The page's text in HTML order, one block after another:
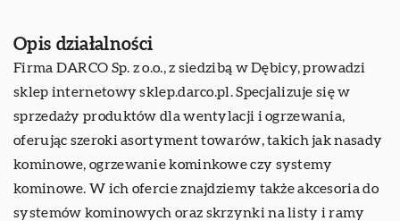
Opis działalności
Firma DARCO Sp. z o.o., z siedzibą w Dębicy, prowadzi
sklep internetowy sklep.darco.pl. Specjalizuje się w
sprzedaży produktów dla wentylacji i ogrzewania,
oferując szeroki asortyment towarów, takich jak nasady
kominowe, ogrzewanie kominkowe czy systemy
kominowe. W ich ofercie znajdziemy także akcesoria do
systemów kominowych oraz skrzynki na listy i ramy